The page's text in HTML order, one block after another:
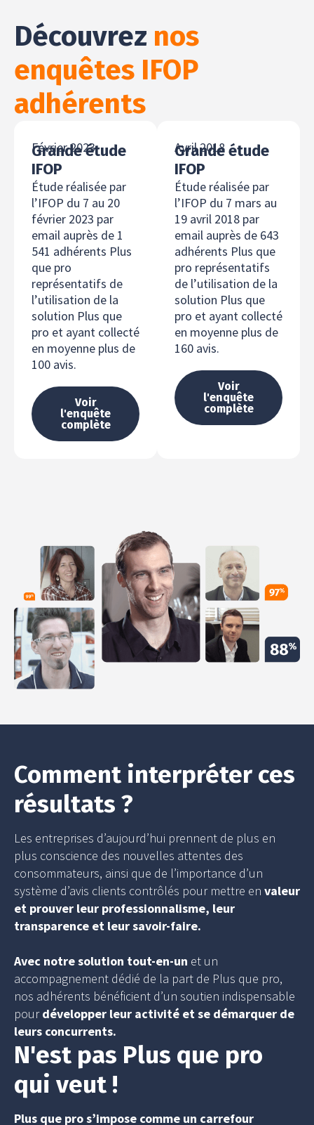
Découvrez nos
enquêtes IFOP
adhérents
Février 2023
Grande étude
IFOP
Étude réalisée par
l’IFOP du 7 au 20
février 2023 par
email auprès de 1
541 adhérents Plus
que pro
représentatifs de
l’utilisation de la
solution Plus que
pro et ayant collecté
en moyenne plus de
100 avis.
Voir
l'enquête
complète
Avril 2018
Grande étude
IFOP
Étude réalisée par
l’IFOP du 7 mars au
19 avril 2018 par
email auprès de 643
adhérents Plus que
pro représentatifs
de l’utilisation de la
solution Plus que
pro et ayant collecté
en moyenne plus de
160 avis.
Voir
l'enquête
complète
Comment interpréter ces
résultats ?
Les entreprises d’aujourd’hui prennent de plus en
plus conscience des nouvelles attentes des
consommateurs, ainsi que de l’importance d’un
système d’avis clients contrôlés pour mettre en valeur
et prouver leur professionnalisme, leur
transparence et leur savoir-faire.
Avec notre solution tout-en-un et un
accompagnement dédié de la part de Plus que pro,
nos adhérents bénéficient d’un soutien indispensable
pourdévelopper leur activité et se démarquer de
leurs concurrents.
N'est pas Plus que pro
qui veut !
Plus que pro s’impose comme un carrefour